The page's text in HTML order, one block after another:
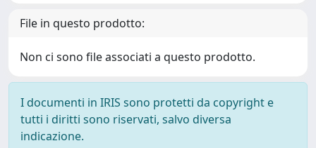
File in questo prodotto:
Non ci sono file associati a questo prodotto.
I documenti in IRIS sono protetti da copyright e
tutti i diritti sono riservati, salvo diversa
indicazione.